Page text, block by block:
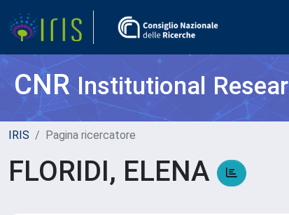
CNRInstitutional
IRIS Pagina ricercatore
FLORIDI, ELENA